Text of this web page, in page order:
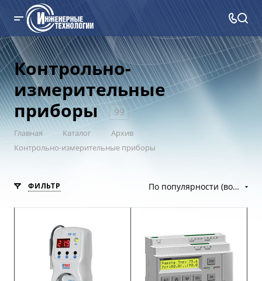
Контрольно-
измерительные
приборы
99
Главная — Каталог — Архив —
Контрольно-измерительные приборы
ФИЛЬТР По популярности (возрастание)